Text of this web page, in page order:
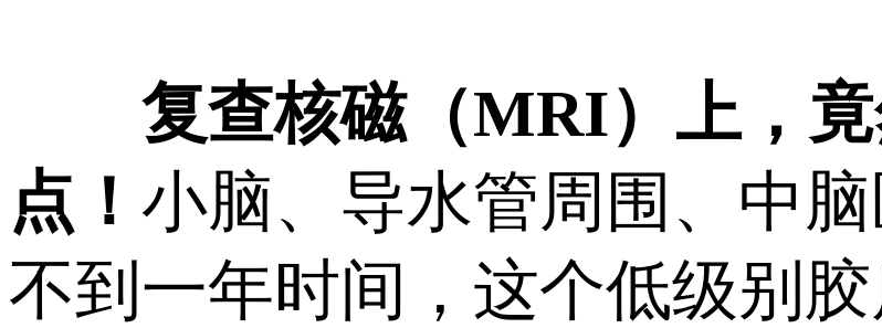
复查核磁（MRI）上，
点！ 小脑、导水管周围、中
不到一年时间，这个低级别